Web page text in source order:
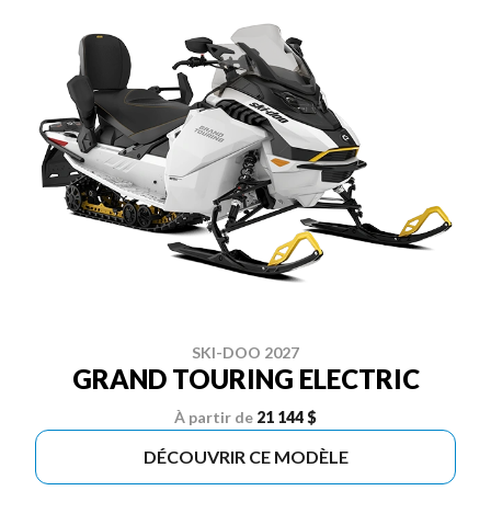
SKI-DOO 2027
GRAND TOURING ELECTRIC
À partir de 21 144 $
DÉCOUVRIR CE MODÈLE